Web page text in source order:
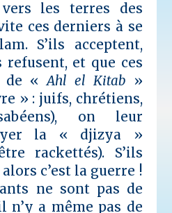
les terres des
ces derniers à se
S’ils acceptent,
refusent, et que ces
de «Ahl el Kitab »
» : juifs, chrétiens,
on leur
la « djizya »
rackettés). S’ils
c’est la guerre !
ne sont pas de
a même pas de